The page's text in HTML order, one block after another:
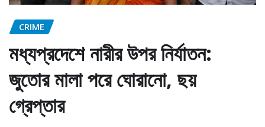
CRIME
মধ্যপ্রদেশে নারীর উপর নির্যাতন:
জুতোর মালা পরে ঘোরানো, ছয়
গ্রেপ্তার